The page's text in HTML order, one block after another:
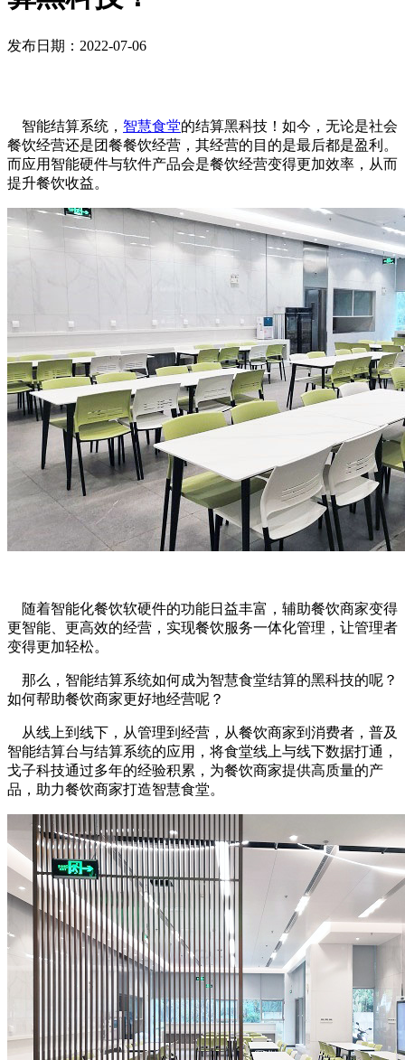
发布日期：2022-07-06
智能结算系统， 智慧食堂的结算黑科技！如今，无论是社会
餐饮经营还是团餐餐饮经营，其经营的目的是最后都是盈利。
而应用智能硬件与软件产品会是餐饮经营变得更加效率，从而
提升餐饮收益。
随着智能化餐饮软硬件的功能日益丰富，辅助餐饮商家变得
更智能、更高效的经营，实现餐饮服务一体化管理，让管理者
变得更加轻松。
那么，智能结算系统如何成为智慧食堂结算的黑科技的呢？
如何帮助餐饮商家更好地经营呢？
从线上到线下，从管理到经营，从餐饮商家到消费者，普及
智能结算台与结算系统的应用，将食堂线上与线下数据打通，
戈子科技通过多年的经验积累，为餐饮商家提供高质量的产
品，助力餐饮商家打造智慧食堂。